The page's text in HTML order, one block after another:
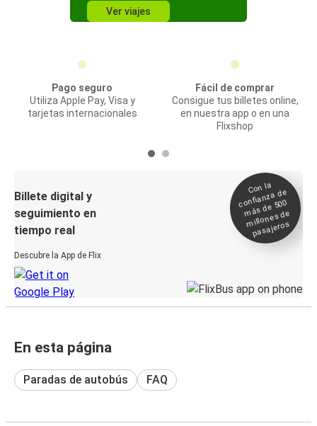
Ver viajes
Pago seguro
Utiliza Apple Pay, Visa y
tarjetas internacionales
Fácil de comprar
Consigue tus billetes online,
en nuestra app o en una
Flixshop
Billete digital y
seguimiento en
tiempo real
Descubre la App de Flix
Con la
confianza de
más de 500
millones de
pasajeros
En esta página
Paradas de autobús FAQ